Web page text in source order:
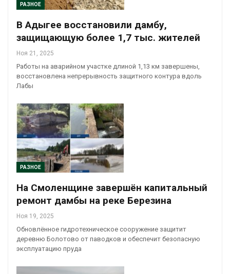
РАЗНОЕ
В Адыгее восстановили дамбу,
защищающую более 1,7 тыс. жителей
Ноя 21, 2025
Работы на аварийном участке длиной 1,13 км завершены,
восстановлена непрерывность защитного контура вдоль
Лабы
РАЗНОЕ
На Смоленщине завершён капитальный
ремонт дамбы на реке Березина
Ноя 19, 2025
Обновлённое гидротехническое сооружение защитит
деревню Болотово от паводков и обеспечит безопасную
эксплуатацию пруда